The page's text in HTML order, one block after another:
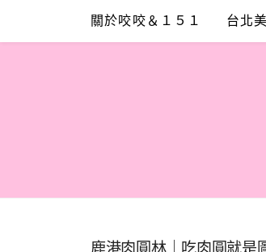
content
關於咬咬＆１５１ 台北
鹿港肉圓林｜吃肉圓就是